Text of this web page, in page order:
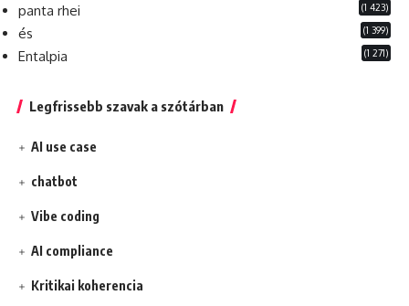
panta rhei (1 423)
és (1 399)
Entalpia (1 271)
Legfrissebb szavak a szótárban
AI use case
chatbot
Vibe coding
AI compliance
Kritikai koherencia